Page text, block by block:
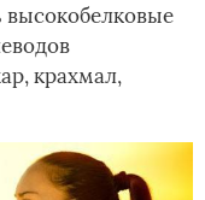
высокобелковые
крахмал,